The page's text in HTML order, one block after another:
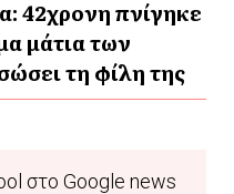
42χρονη πνίγηκε
μάτια των
τη φίλη της
στο Google news